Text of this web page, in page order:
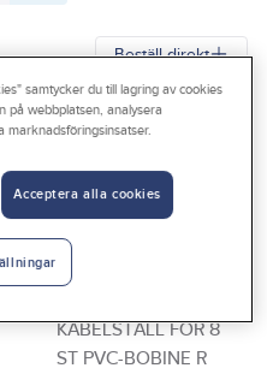
Beställ direkt
Butiksinredning
Kabelställ för
8 PVC-
KABELSTÄLL FÖR 8
ST PVC-BOBINE R
samtycker du till lagring av cookies
på webbplatsen, analysera
marknadsföringsinsatser.
Acceptera alla cookies